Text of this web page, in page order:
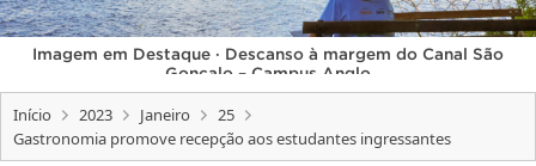
INTERNACIONAL
OUVIDORIA
PORTARIAS
TELEFONES
Imagem em Destaque · Descanso à margem do Canal São
Gonçalo – Campus Anglo
Início 2023 Janeiro
25
Gastronomia promove recepção aos estudantes ingressantes